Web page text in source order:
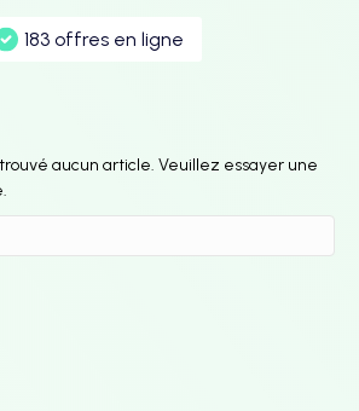
183 offres en ligne
aucun article. Veuillez essayer une